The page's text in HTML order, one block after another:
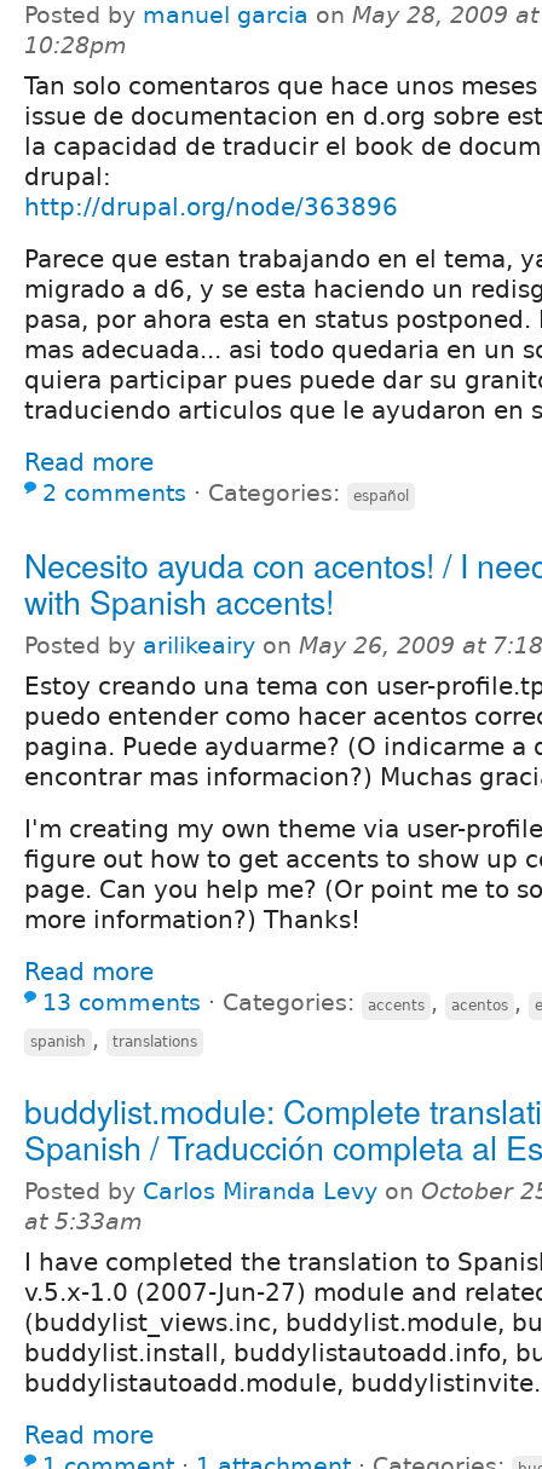
Posted by manuel garcia on May 28, 2009 at
10:28pm
Tan solo comentaros que hace unos
issue de documentacion en d.org sobre
la capacidad de traducir el book de
drupal:
http://drupal.org/node/363896
Parece que estan trabajando en el tema,
migrado a d6, y se esta haciendo un
pasa, por ahora esta en status postponed.
mas adecuada... asi todo quedaria en un
quiera participar pues puede dar su
traduciendo articulos que le ayudaron en
Read more
2 comments ⋅ Categories: español
Necesito ayuda con acentos! / I
with Spanish accents!
Posted by arilikeairy on May 26, 2009 at
Estoy creando una tema con user-
puedo entender como hacer acentos
pagina. Puede ayduarme? (O indicarme a
encontrar mas informacion?) Muchas
I'm creating my own theme via user-
figure out how to get accents to show up
page. Can you help me? (Or point me to
more information?) Thanks!
Read more
13 comments ⋅ Categories: accents , acentos ,
spanish , translations
buddylist.module: Complete
Spanish / Traducción completa al
Posted by Carlos Miranda Levy on October
at 5:33am
I have completed the translation to
v.5.x-1.0 (2007-Jun-27) module and
(buddylist_views.inc, buddylist.module,
buddylist.install, buddylistautoadd.info,
buddylistautoadd.module,
Read more